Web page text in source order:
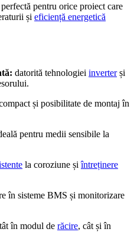
pentru orice proiect care
și eficiență energetică
datorită tehnologiei inverterși
și posibilitate de montaj în
pentru medii sensibile la
la coroziune șiîntreținere
în sisteme BMS și monitorizare
în modul de răcire, cât și în